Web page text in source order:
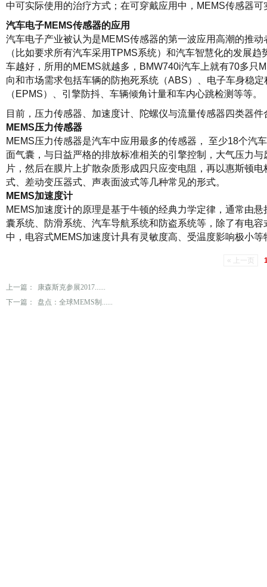
中可实际使用的治疗方式；在可穿戴应用中，MEMS传感器
汽车电子MEMS传感器的应用
汽车电子产业被认为是MEMS传感器的第一波应用高潮的推
（比如要求所有汽车采用TPMS系统）和汽车智慧化的发展
车越好，所用的MEMS就越多，BMW740i汽车上就有70多只
向和市场需求包括车辆的防抱死系统（ABS）、电子车身稳
（EPMS）、引擎防抖、车辆倾角计量和车内心跳检测等等。
目前，压力传感器、加速度计、陀螺仪与流量传感器四类器
MEMS压力传感器
MEMS压力传感器是汽车中应用最多的传感器， 至少18个汽
面气囊，与日益严格的排放标准相关的引擎控制，大气压力
片，然后在膜片上扩散杂质形成四只应变电阻，再以惠斯顿
式、差动变压器式、声表面波式等几种常见的形式。
MEMS加速度计
MEMS加速度计的原理是基于牛顿的经典力学定律，通常由
囊系统、防滑系统、汽车导航系统和防盗系统等，除了有电
中，电容式MEMS加速度计具有灵敏度高、受温度影响极小
« 上一页
上一篇：
康森斯克参展2017......
下一篇：
盘点：全球MEMS制......